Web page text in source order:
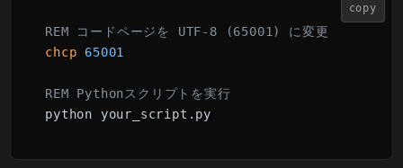
copy
REM コードページを UTF-8 (65001) に変更
chcp
65001
REM Pythonスクリプトを実行